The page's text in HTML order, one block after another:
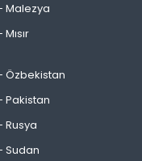
Malezya
Özbekistan
Pakistan
Rusya
Sudan